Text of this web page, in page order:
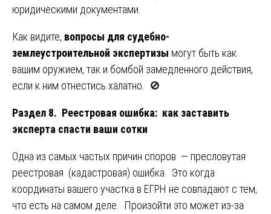
юридическими документами.
Как видите, вопросы для судебно-
землеустроительной экспертизы могут быть как
вашим оружием, так и бомбой замедленного действия,
если к ним отнестись халатно. 🚫
Раздел 8. Реестровая ошибка: как заставить
эксперта спасти ваши сотки
Одна из самых частых причин споров — пресловутая
реестровая (кадастровая) ошибка. Это когда
координаты вашего участка в ЕГРН не совпадают с тем,
что есть на самом деле. Произойти это может из-за